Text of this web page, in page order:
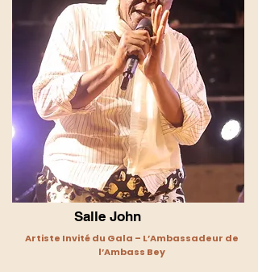
Salle John
Artiste Invité du Gala – L’Ambassadeur de
l’Ambass Bey